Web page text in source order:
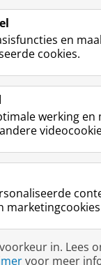
de RUG
F
a
e
b
o
p
a
g
i
n
a
L
i
k
e
I
-
p
a
g
i
n
& Copyright
Inloggen
en
cookies.
werking en
in. Lees
voor meer